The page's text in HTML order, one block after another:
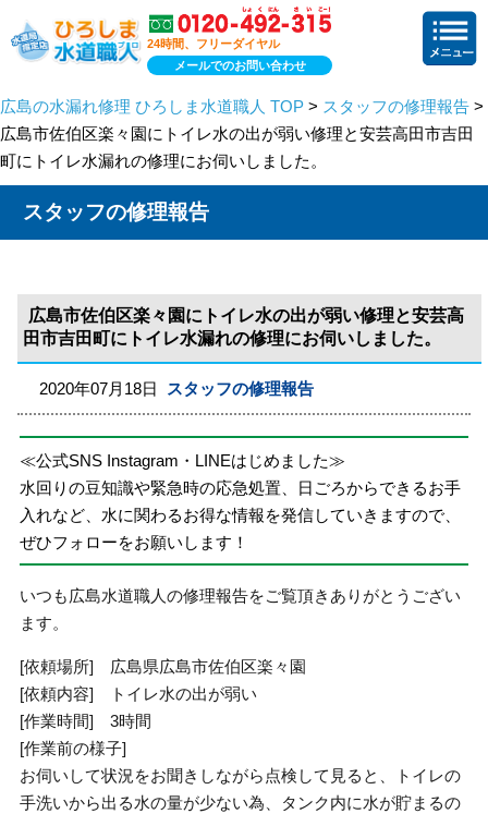
24時間、フリーダイヤル
メールでのお問い合わせ
広島の水漏れ修理 ひろしま水道職人 TOP > スタッフの修理報告 >
広島市佐伯区楽々園にトイレ水の出が弱い修理と安芸高田市吉田
町にトイレ水漏れの修理にお伺いしました。
スタッフの修理報告
広島市佐伯区楽々園にトイレ水の出が弱い修理と安芸高
田市吉田町にトイレ水漏れの修理にお伺いしました。
2020年07月18日 スタッフの修理報告
≪公式SNS Instagram・LINEはじめました≫
水回りの豆知識や緊急時の応急処置、日ごろからできるお手
入れなど、水に関わるお得な情報を発信していきますので、
ぜひフォローをお願いします！
いつも広島水道職人の修理報告をご覧頂きありがとうござい
ます。
[依頼場所] 広島県広島市佐伯区楽々園
[依頼内容] トイレ水の出が弱い
[作業時間] 3時間
[作業前の様子]
お伺いして状況をお聞きしながら点検して見ると、トイレの
手洗いから出る水の量が少ない為、タンク内に水が貯まるの